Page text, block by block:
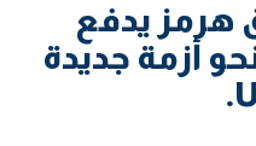
هرمز يدفع
أزمة جديدة